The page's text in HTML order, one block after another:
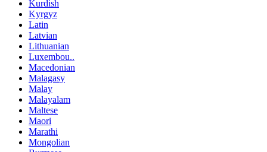
Kurdish
Kyrgyz
Latin
Latvian
Lithuanian
Luxembou..
Macedonian
Malagasy
Malay
Malayalam
Maltese
Maori
Marathi
Mongolian